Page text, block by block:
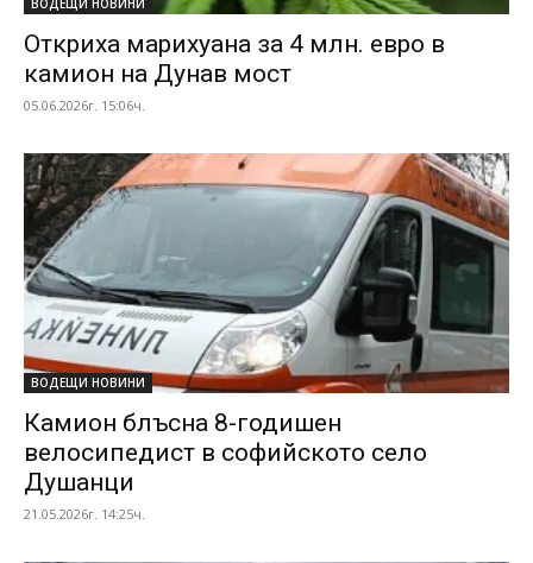
ВОДЕЩИ НОВИНИ
Откриха марихуана за 4 млн. евро в
камион на Дунав мост
05.06.2026г. 15:06ч.
ВОДЕЩИ НОВИНИ
Камион блъсна 8-годишен
велосипедист в софийското село
Душанци
21.05.2026г. 14:25ч.